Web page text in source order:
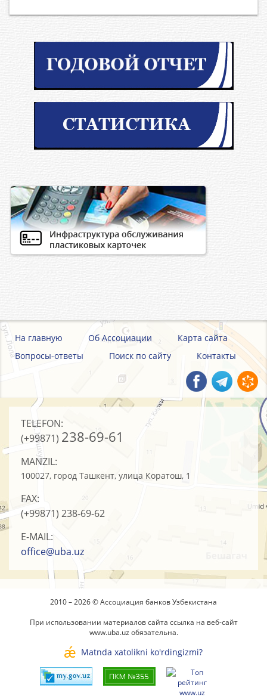
На главную Об Ассоциации
Карта сайта
Вопросы-ответы
Поиск по сайту Контакты
TELEFON:
(+99871) 238-69-61
MANZIL:
100027, город Ташкент, улица Коратош, 1
FAX:
(+99871) 238-69-62
E-MAIL:
office@uba.uz
2010 – 2026 © Ассоциация банков Узбекистана
При использовании материалов сайта ссылка на веб-сайт
www.uba.uz обязательна.
Matnda xatolikni ko'rdingizmi?